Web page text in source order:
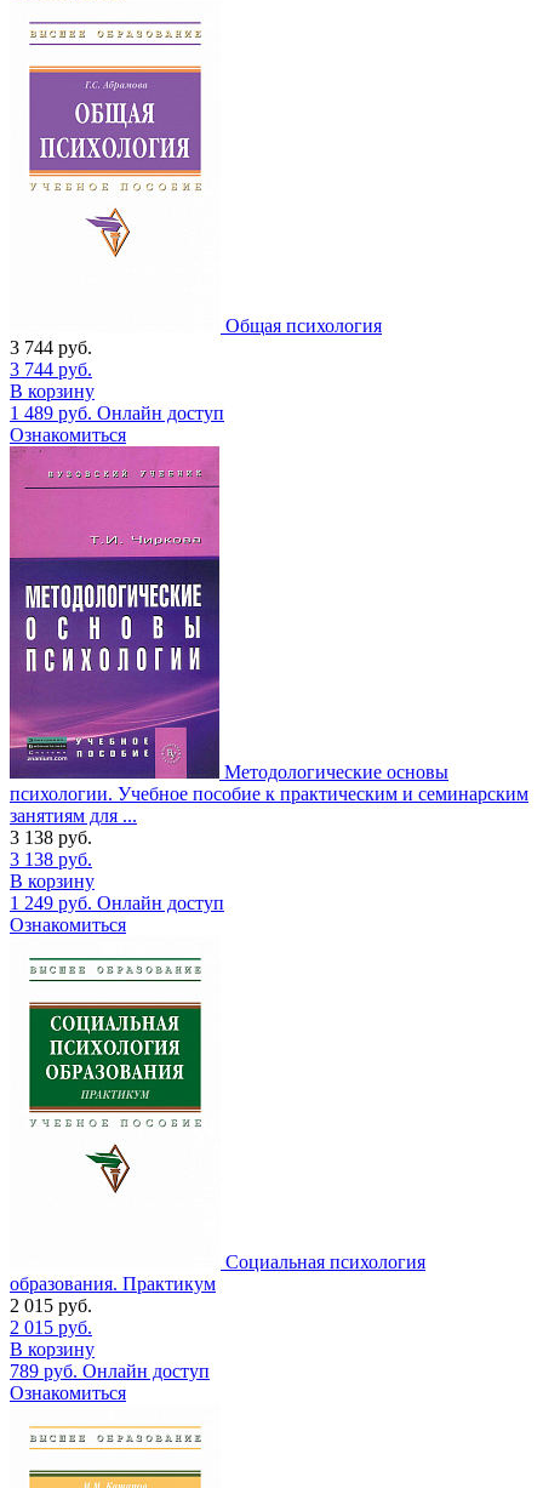
Общая психология
3 744 руб.
3 744 руб.
В корзину
1 489 руб. Онлайн доступ
Ознакомиться
Методологические основы
психологии. Учебное пособие к практическим и семинарским
занятиям для ...
3 138 руб.
3 138 руб.
В корзину
1 249 руб. Онлайн доступ
Ознакомиться
Социальная психология
образования. Практикум
2 015 руб.
2 015 руб.
В корзину
789 руб. Онлайн доступ
Ознакомиться